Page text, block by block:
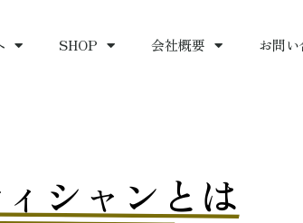
SHOP 会社概要 お問
シャンとは